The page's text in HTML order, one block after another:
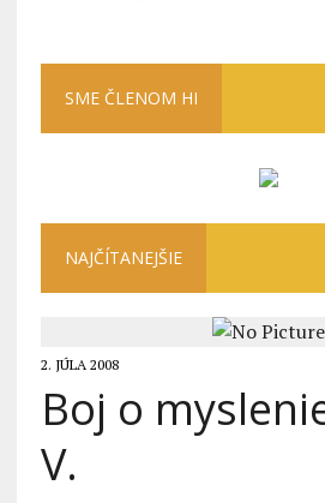
SME ČLENOM HI
NAJČÍTANEJŠIE
2. JÚLA 2008
Boj o
V.